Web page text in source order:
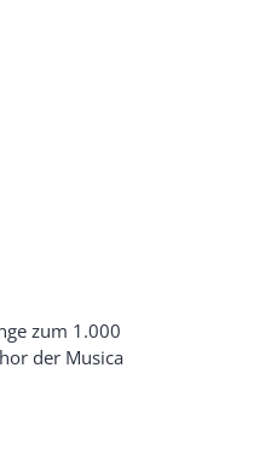
zum 1.000
der Musica